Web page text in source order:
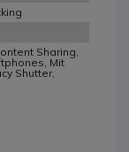
Sharing,
Mit
Shutter,